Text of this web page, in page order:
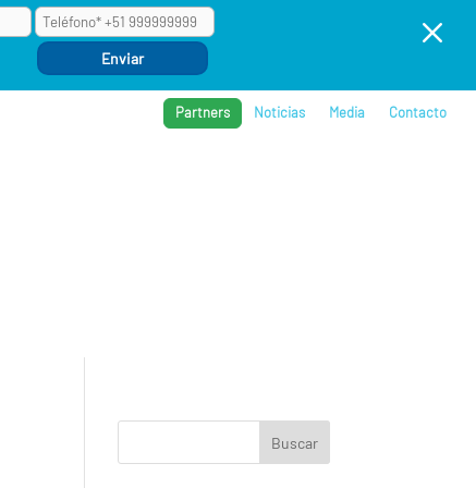
M
Partners Noticias Media Contacto